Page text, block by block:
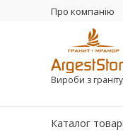
Про компанію
Вироби з граніту
Каталог